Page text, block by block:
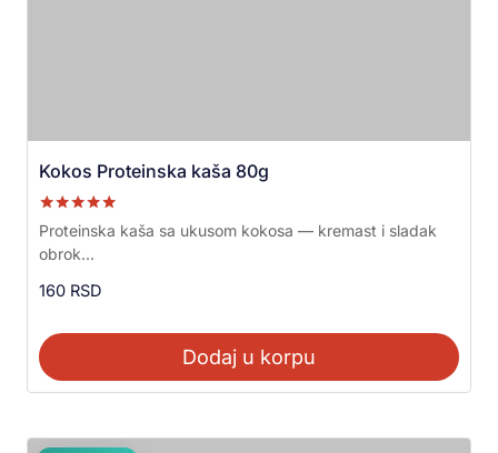
Kokos Proteinska kaša 80g
Ocenjeno sa
5.00
od 5
Proteinska kaša sa ukusom kokosa — kremast i sladak
obrok...
160 RSD
Dodaj u korpu